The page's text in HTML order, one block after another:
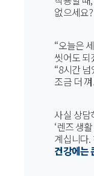
없으세요?
“오늘은
씻어도 되
“8시간
조금 더
사실 상담
‘렌즈 생
계십니다.
건강에는